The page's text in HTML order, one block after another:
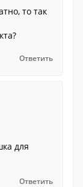
то так
Ответить
для
Ответить